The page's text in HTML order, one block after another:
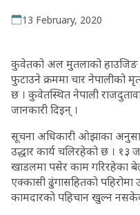
13 February, 2020
कुवेतको अल मुतलाको हाउजिङ
फुटाउने क्रममा चार नेपालीको
छ । कुवेतस्थित नेपाली
जानकारी दिइन् ।
सूचना अधिकारी ओझाका
उद्धार कार्य चलिरहेको छ । १३
खाडलमा पसेर काम गरिरहेका
एक्कासी ढुंगासहितकाे
कामदारकाे पहिचान खुल्न